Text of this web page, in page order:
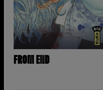
FROM END